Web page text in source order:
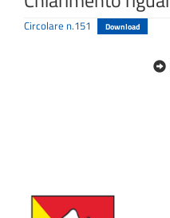
Circolare n.151 Download